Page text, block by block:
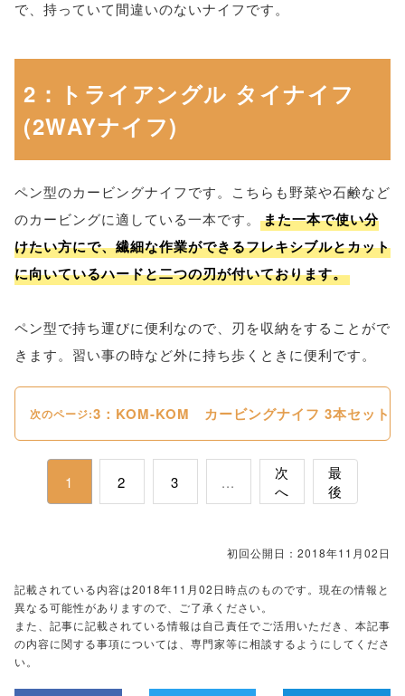
で、持っていて間違いのないナイフです。
2：トライアングル タイナイフ
(2WAYナイフ)
ペン型のカービングナイフです。こちらも野菜や石鹸など
のカービングに適している一本です。
また一本で使い分
けたい方にで、繊細な作業ができるフレキシブルとカット
に向いているハードと二つの刃が付いております。
ペン型で持ち運びに便利なので、刃を収納をすることがで
きます。習い事の時など外に持ち歩くときに便利です。
次のページ:3：KOM-KOM カービングナイフ 3本セット
1 2 3 ...
次
へ
最
後
初回公開日：2018年11月02日
記載されている内容は2018年11月02日時点のものです。現在の情報と
異なる可能性がありますので、ご了承ください。
また、記事に記載されている情報は自己責任でご活用いただき、本記事
の内容に関する事項については、専門家等に相談するようにしてくださ
い。